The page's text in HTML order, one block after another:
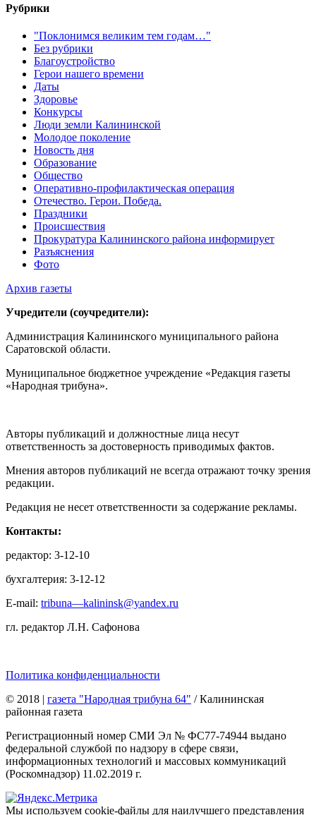
Рубрики
"Поклонимся великим тем годам…"
Без рубрики
Благоустройство
Герои нашего времени
Даты
Здоровье
Конкурсы
Люди земли Калининской
Молодое поколение
Новость дня
Образование
Общество
Оперативно-профилактическая операция
Отечество. Герои. Победа.
Праздники
Происшествия
Прокуратура Калининского района информирует
Разъяснения
Фото
Архив газеты
Учредители (соучредители):
Администрация Калининского муниципального района
Саратовской области.
Муниципальное бюджетное учреждение «Редакция газеты
«Народная трибуна».
Авторы публикаций и должностные лица несут
ответственность за достоверность приводимых фактов.
Мнения авторов публикаций не всегда отражают точку зрения
редакции.
Редакция не несет ответственности за содержание рекламы.
Контакты:
редактор: 3-12-10
бухгалтерия: 3-12-12
E-mail: tribuna—kalininsk@yandex.ru
гл. редактор Л.Н. Сафонова
Политика конфиденциальности
© 2018 | газета "Народная трибуна 64" / Калининская
районная газета
Регистрационный номер СМИ Эл № ФС77-74944 выдано
федеральной службой по надзору в сфере связи,
информационных технологий и массовых коммуникаций
(Роскомнадзор) 11.02.2019 г.
Мы используем cookie-файлы для наилучшего представления